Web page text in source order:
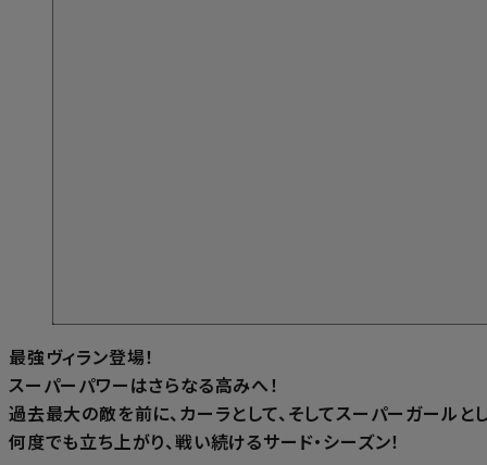
最強ヴィラン登場！
スーパーパワーはさらなる高みへ！
過去最大の敵を前に、カーラとして、そしてスーパーガールと
何度でも立ち上がり、戦い続けるサード・シーズン！